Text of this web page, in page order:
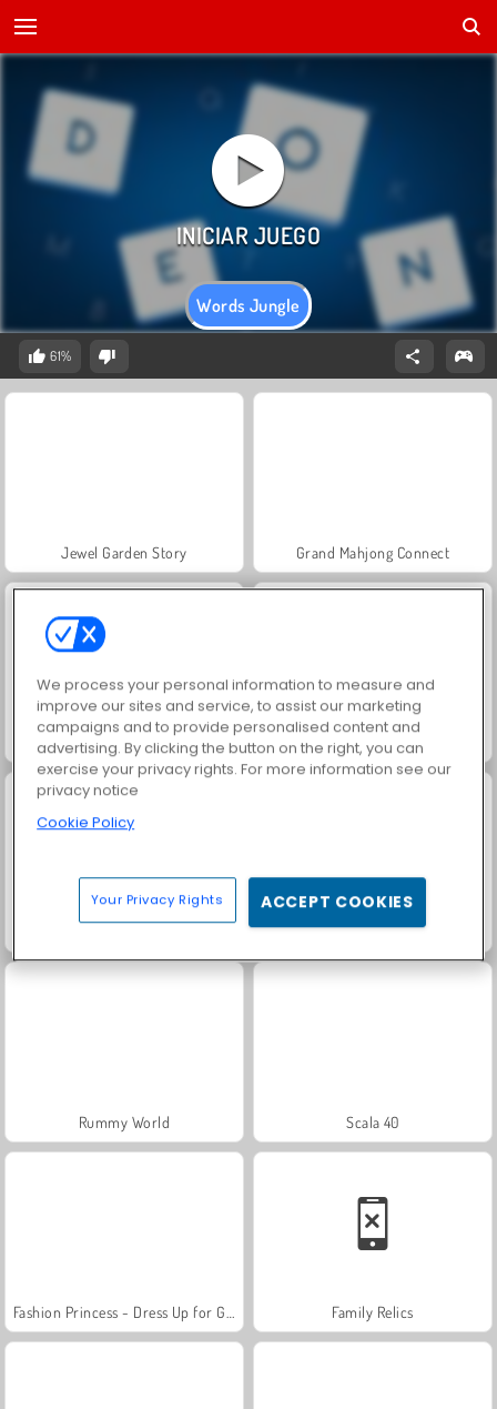
Words Jungle
61%
Jewel Garden Story Grand Mahjong Connect
Juice Merge Trollface Quest: USA 2
Masha and the Bear: Meadows
Rummy World Scala 40
Family Relics
We process your personal information to measure and
improve our sites and service, to assist our marketing
campaigns and to provide personalised content and
advertising. By clicking the button on the right, you can
exercise your privacy rights. For more information see our
privacy notice
Cookie Policy
Your Privacy Rights ACCEPT COOKIES